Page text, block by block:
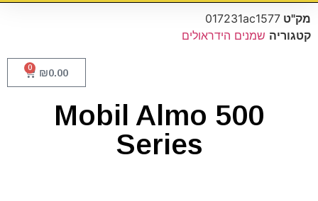
מק"ט 017231ac1577
קטגוריה שמנים הידראולים
₪0.00
0
Mobil Almo 500
Series